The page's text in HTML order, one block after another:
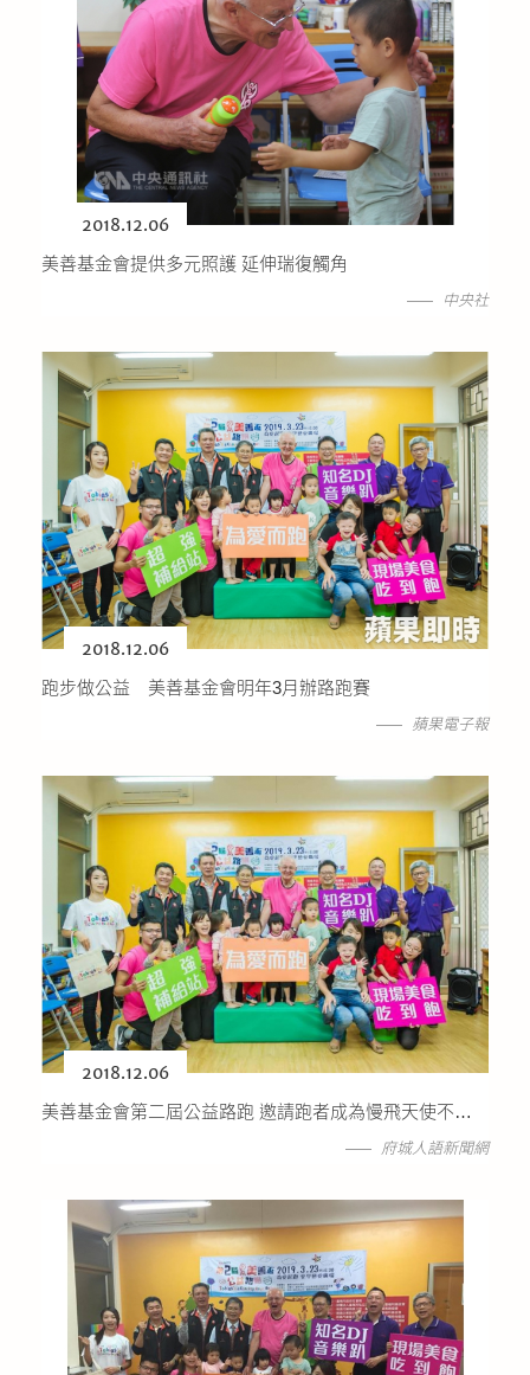
2018.12.06
美善基金會提供多元照護 延伸瑞復觸角
中央社
2018.12.06
跑步做公益 美善基金會明年3月辦路跑賽
蘋果電子報
2018.12.06
美善基金會第二屆公益路跑 邀請跑者成為慢飛天使不放棄推手
府城人語新聞網